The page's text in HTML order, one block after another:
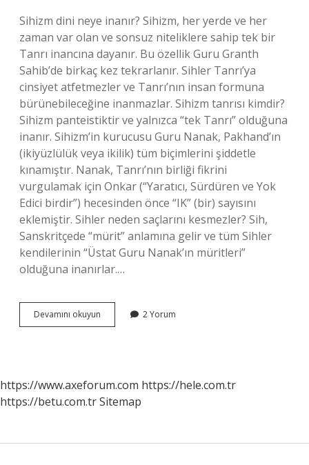
Sihizm dini neye inanır? Sihizm, her yerde ve her
zaman var olan ve sonsuz niteliklere sahip tek bir
Tanrı inancına dayanır. Bu özellik Guru Granth
Sahib’de birkaç kez tekrarlanır. Sihler Tanrı’ya
cinsiyet atfetmezler ve Tanrı’nın insan formuna
bürünebileceğine inanmazlar. Sihizm tanrısı kimdir?
Sihizm panteistiktir ve yalnızca “tek Tanrı” olduğuna
inanır. Sihizm’in kurucusu Guru Nanak, Pakhand’ın
(ikiyüzlülük veya ikilik) tüm biçimlerini şiddetle
kınamıştır. Nanak, Tanrı’nın birliği fikrini
vurgulamak için Onkar (“Yaratıcı, Sürdüren ve Yok
Edici birdir”) hecesinden önce “IK” (bir) sayısını
eklemiştir. Sihler neden saçlarını kesmezler? Sih,
Sanskritçede “mürit” anlamına gelir ve tüm Sihler
kendilerinin “Üstat Guru Nanak’ın müritleri”
olduğuna inanırlar.…
Devamını okuyun
Inancı
2 Yorum
https://www.axeforum.com https://hele.com.tr
https://betu.com.trSitemap